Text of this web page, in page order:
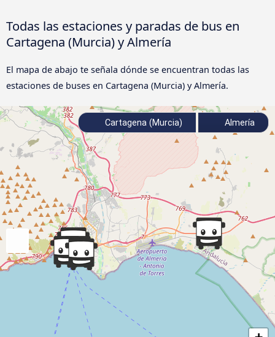
Todas las estaciones y paradas de bus en
Cartagena (Murcia) y Almería
El mapa de abajo te señala dónde se encuentran todas las
estaciones de buses en Cartagena (Murcia) y Almería.
Cartagena (Murcia) Almería